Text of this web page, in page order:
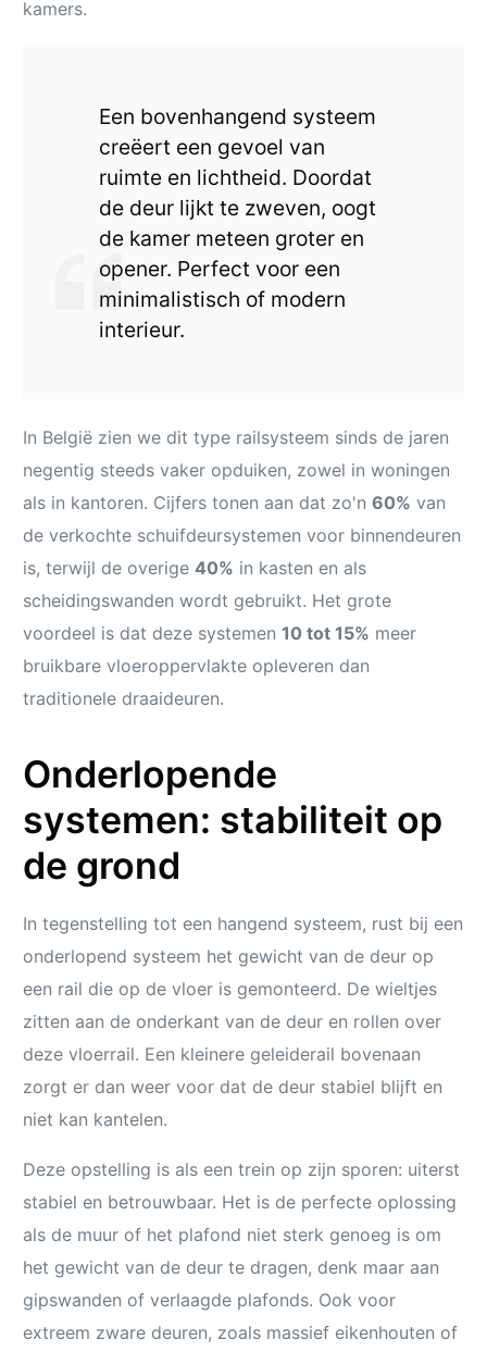
kamers.
Een bovenhangend systeem
creëert een gevoel van
ruimte en lichtheid. Doordat
de deur lijkt te zweven, oogt
de kamer meteen groter en
opener. Perfect voor een
minimalistisch of modern
interieur.
In België zien we dit type railsysteem sinds de jaren
negentig steeds vaker opduiken, zowel in woningen
als in kantoren. Cijfers tonen aan dat zo'n60% van
de verkochte schuifdeursystemen voor binnendeuren
is, terwijl de overige40% in kasten en als
scheidingswanden wordt gebruikt. Het grote
voordeel is dat deze systemen10 tot 15% meer
bruikbare vloeroppervlakte opleveren dan
traditionele draaideuren.
Onderlopende
systemen: stabiliteit op
de grond
In tegenstelling tot een hangend systeem, rust bij een
onderlopend systeem het gewicht van de deur op
een rail die op de vloer is gemonteerd. De wieltjes
zitten aan de onderkant van de deur en rollen over
deze vloerrail. Een kleinere geleiderail bovenaan
zorgt er dan weer voor dat de deur stabiel blijft en
niet kan kantelen.
Deze opstelling is als een trein op zijn sporen: uiterst
stabiel en betrouwbaar. Het is de perfecte oplossing
als de muur of het plafond niet sterk genoeg is om
het gewicht van de deur te dragen, denk maar aan
gipswanden of verlaagde plafonds. Ook voor
extreem zware deuren, zoals massief eikenhouten of